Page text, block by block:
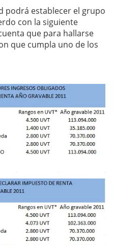
podrá establecer el grupo
con la siguiente
que para hallarse
que cumpla uno de los